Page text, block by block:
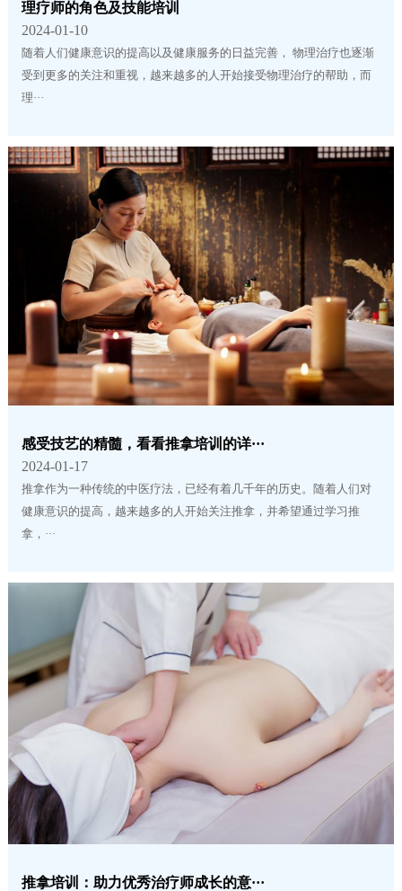
理疗师的角色及技能培训
2024-01-10
随着人们健康意识的提高以及健康服务的日益完善， 物理治疗也逐渐
受到更多的关注和重视，越来越多的人开始接受物理治疗的帮助，而
理···
感受技艺的精髓，看看推拿培训的详···
2024-01-17
推拿作为一种传统的中医疗法，已经有着几千年的历史。随着人们对
健康意识的提高，越来越多的人开始关注推拿，并希望通过学习推
拿，···
推拿培训：助力优秀治疗师成长的意···